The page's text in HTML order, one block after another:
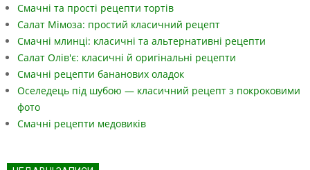
Смачні та прості рецепти тортів
Салат Мімоза: простий класичний рецепт
Смачні млинці: класичні та альтернативні рецепти
Салат Олів'є: класичні й оригінальні рецепти
Смачні рецепти бананових оладок
Оселедець під шубою — класичний рецепт з покроковими
фото
Смачні рецепти медовиків